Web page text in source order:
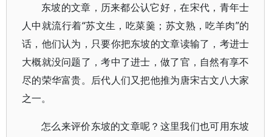
东坡的文章，历来都公认它好，在宋代，青年士
人中就流行着“苏文生，吃菜羹；苏文熟，吃羊肉”的
话，他们认为，只要你把东坡的文章读输了，考进士
大概就没问题了，考中了进士，做了官，自然有享不
尽的荣华富贵。后代人们又把他推为唐宋古文八大家
之一。
怎么来评价东坡的文章呢？这里我们也可用东坡